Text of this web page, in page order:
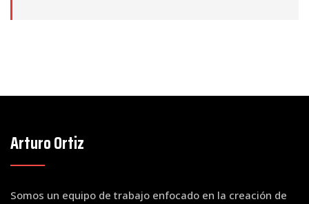
Arturo Ortiz
Somos un equipo de trabajo enfocado en la creación de